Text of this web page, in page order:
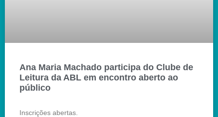
Ana Maria Machado participa do Clube de
Leitura da ABL em encontro aberto ao
público
Inscrições abertas.